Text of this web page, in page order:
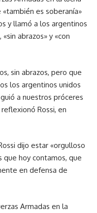
es soberanía»
y llamó a los argentinos
abrazos» y «con
sin abrazos, pero que
los argentinos unidos
a nuestros próceres
Rossi, en
dijo estar «orgulloso
que hoy contamos, que
en defensa de
Armadas en la